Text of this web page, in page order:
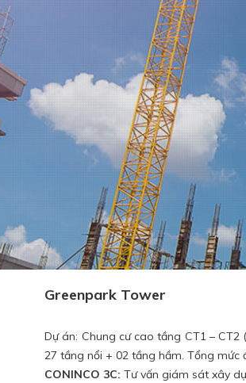
Greenpark Tower
Dự án: Chung cư cao tầng CT1 –
27 tầng nổi + 02 tầng hầm. Tổng mức
CONINCO 3C: Tư vấn giám sát xây